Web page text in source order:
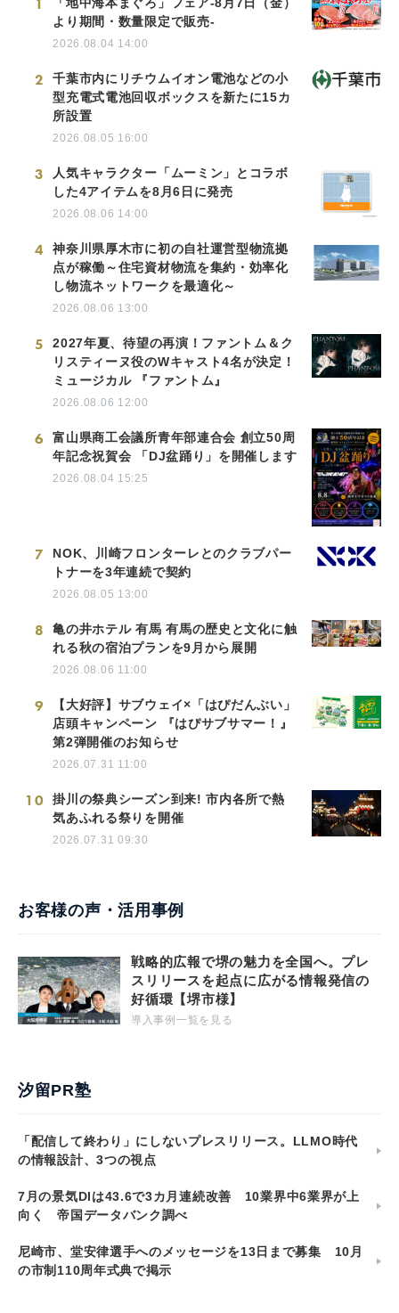
1
より期間・数量限定で販売-
2026.08.04 14:00
2
千葉市内にリチウムイオン電池などの小
型充電式電池回収ボックスを新たに15カ
所設置
2026.08.05 16:00
3
人気キャラクター「ムーミン」とコラボ
した4アイテムを8月6日に発売
2026.08.06 14:00
4
神奈川県厚木市に初の自社運営型物流拠
点が稼働～住宅資材物流を集約・効率化
し物流ネットワークを最適化～
2026.08.06 13:00
5
2027年夏、待望の再演！ファントム＆ク
リスティーヌ役のWキャスト4名が決定！
ミュージカル 『ファントム』
2026.08.06 12:00
6
富山県商工会議所青年部連合会 創立50周
年記念祝賀会 「DJ盆踊り」を開催します
2026.08.04 15:25
7
NOK、川崎フロンターレとのクラブパー
トナーを3年連続で契約
2026.08.05 13:00
8
亀の井ホテル 有馬 有馬の歴史と文化に触
れる秋の宿泊プランを9月から展開
2026.08.06 11:00
9
【大好評】サブウェイ×「はぴだんぶい」
店頭キャンペーン 『はぴサブサマー！』
第2弾開催のお知らせ
2026.07.31 11:00
10
掛川の祭典シーズン到来! 市内各所で熱
気あふれる祭りを開催
2026.07.31 09:30
お客様の声・活用事例
戦略的広報で堺の魅力を全国へ。プレ
スリリースを起点に広がる情報発信の
好循環【堺市様】
導入事例一覧を見る
汐留PR塾
「配信して終わり」にしないプレスリリース。LLMO時代
の情報設計、3つの視点
7月の景気DIは43.6で3カ月連続改善 10業界中6業界が上
向く 帝国データバンク調べ
尼崎市、堂安律選手へのメッセージを13日まで募集 10月
の市制110周年式典で掲示